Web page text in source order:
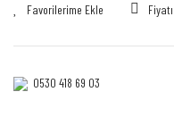
0530 418 69 03‎‎